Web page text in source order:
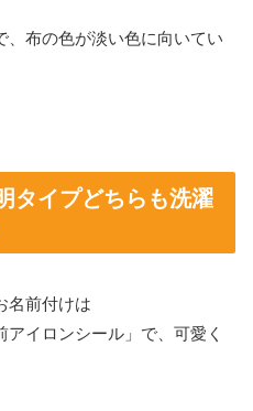
、布の色が淡い色に向いてい
タイプどちらも洗濯
名前付けは
イロンシール」で、可愛く